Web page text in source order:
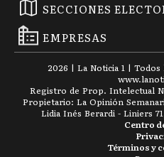
SECCIONES
EMPRESAS
2026 | La Noticia 1 | Todos
www.
Registro de Prop. Intelectual
Propietario: La Opinión
Lidia Inés Berardi - Liniers
Términos y
Centro